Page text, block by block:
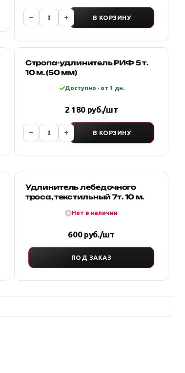
В КОРЗИНУ
Стропа-удлинитель РИФ 5 т.
10 м. (50 мм)
Доступно · от 1 дн.
2 180 руб./шт
В КОРЗИНУ
Удлинитель лебедочного
троса, текстильный 7т. 10 м.
Нет в наличии
600 руб./шт
ПОД ЗАКАЗ